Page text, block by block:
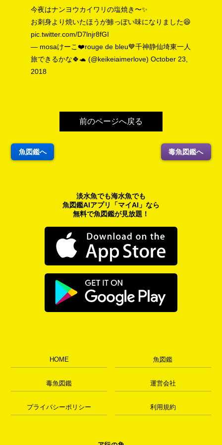
今夜はナンヨウカイワリの塩焼き〜✨
お刺身より焼いたほうが鯵っぽい味になりました😆
pic.twitter.com/D7lnjr8fGI
— mosaけーこ❤️rouge de bleu💙千神静仙埼東一人
旅できるかな🍀🐢 (@keikeiaimerlove)October 23,
2018
前のページへ戻る
魚図鑑へ 毒魚図鑑へ
淡水魚でも海水魚でも
魚図鑑AIアプリ「マイAI」なら
無料で魚図鑑が見放題！
HOME 魚図鑑
毒魚図鑑 運営会社
プライバシーポリシー 利用規約